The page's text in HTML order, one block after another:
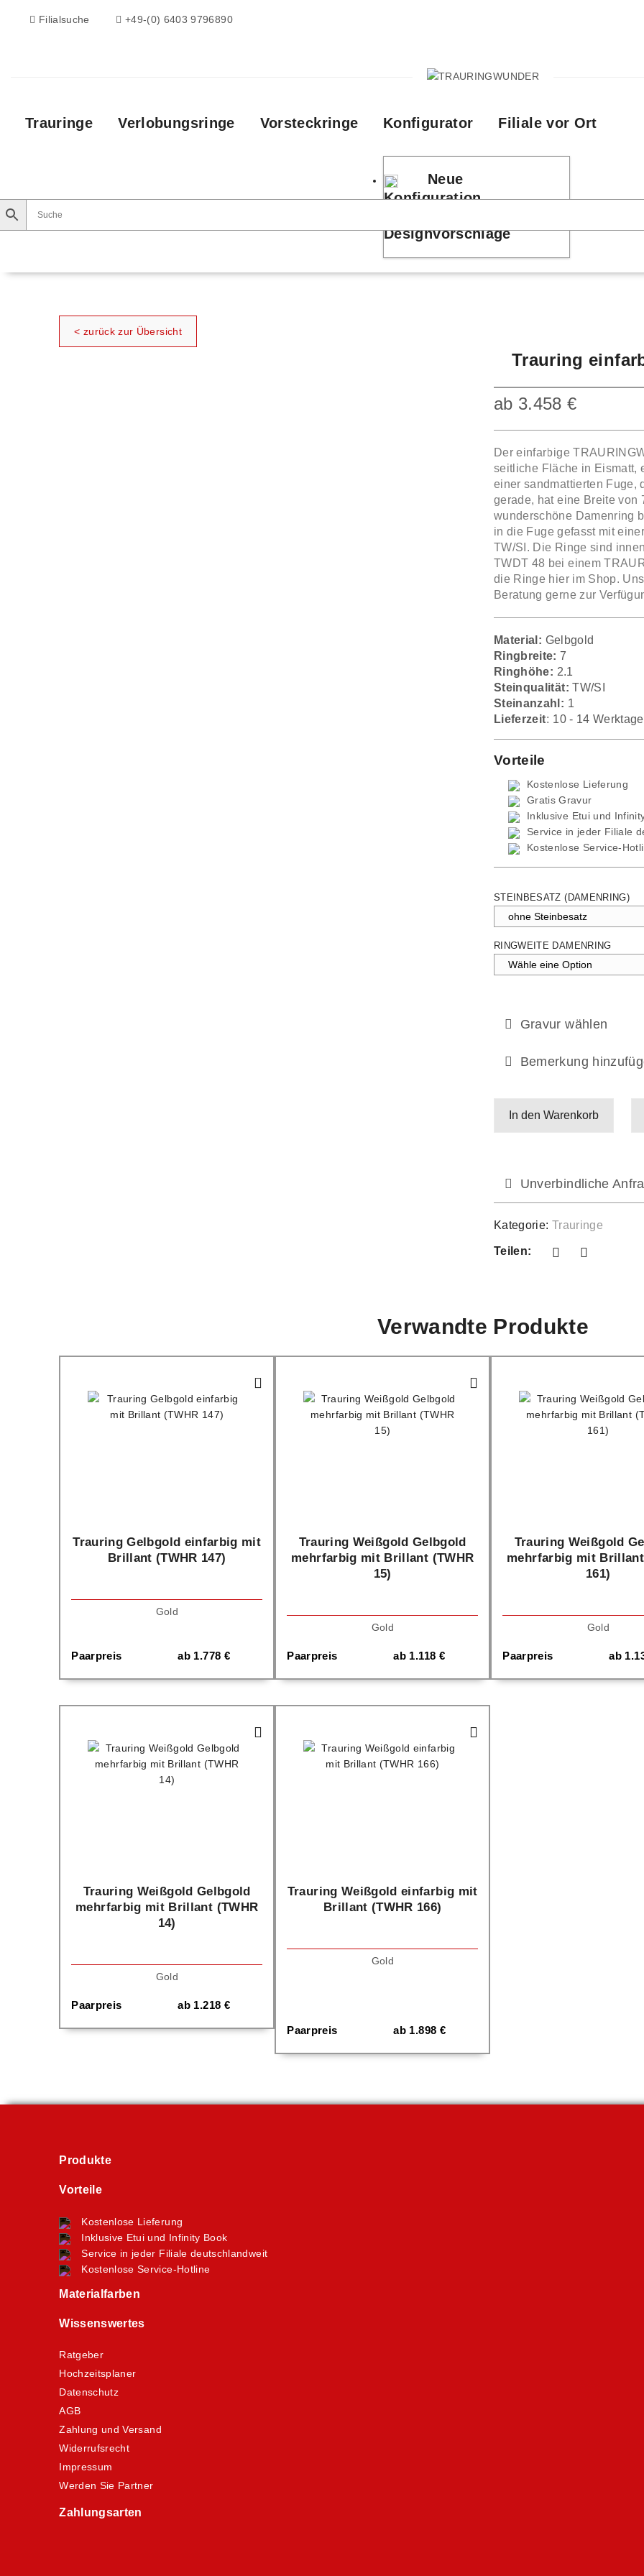
Filialsuche +49-(0) 6403 9796890
Trauringe Verlobungsringe Vorsteckringe Konfigurator
Neue
Konfiguration
Designvorschläge
Filiale vor Ort
< zurück zur Übersicht
Trauring
ab 3.458€
Der einfarbige
seitliche Fläche in Eismatt,
einer sandmattierten Fuge,
gerade, hat eine Breite von
wunderschöne Damenring
in die Fuge gefasst mit
TW/SI. Die Ringe sind
TWDT 48 bei einem
die Ringe hier im Shop.
Beratung gerne zur
Material: Gelbgold
Ringbreite: 7
Ringhöhe: 2.1
Steinqualität: TW/SI
Steinanzahl: 1
Lieferzeit: 10 - 14 Werktage
Vorteile
Kostenlose Lieferung
Gratis Gravur
Inklusive Etui und
Service in jeder Filiale
Kostenlose Service-
STEINBESATZ (DAMENRING)
RINGWEITE DAMENRING
Gravur wählen
Bemerkung
In den Warenkorb
Unverbindliche
Kategorie: Trauringe
Teilen:
Verwandte Produkte
Trauring Gelbgold einfarbig mit
Brillant (TWHR 147)
Gold
Paarpreis ab 1.778 €
Trauring Weißgold Gelbgold
mehrfarbig mit Brillant (TWHR
15)
Gold
Paarpreis ab 1.118 €
Trauring Weißgold
mehrfarbig mit Brillant
161)
Gold
Paarpreis ab
Trauring Weißgold Gelbgold
mehrfarbig mit Brillant (TWHR
14)
Gold
Paarpreis ab 1.218 €
Trauring Weißgold einfarbig mit
Brillant (TWHR 166)
Gold
Paarpreis ab 1.898 €
Produkte
Vorteile
Kostenlose Lieferung
Inklusive Etui und Infinity Book
Service in jeder Filiale deutschlandweit
Kostenlose Service-Hotline
Materialfarben
Wissenswertes
Ratgeber
Hochzeitsplaner
Datenschutz
AGB
Zahlung und Versand
Widerrufsrecht
Impressum
Werden Sie Partner
Zahlungsarten